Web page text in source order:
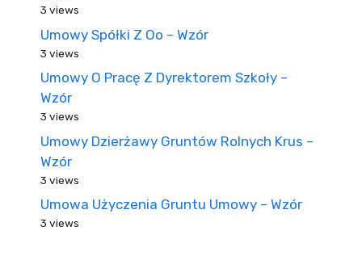
3 views
Umowy Spółki Z Oo – Wzór
3 views
Umowy O Pracę Z Dyrektorem Szkoły –
Wzór
3 views
Umowy Dzierżawy Gruntów Rolnych Krus –
Wzór
3 views
Umowa Użyczenia Gruntu Umowy – Wzór
3 views